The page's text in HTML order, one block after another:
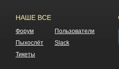
НАШЕ ВСЕ
Форум
Пользователи
Пыхослёт
Slack
Тикеты